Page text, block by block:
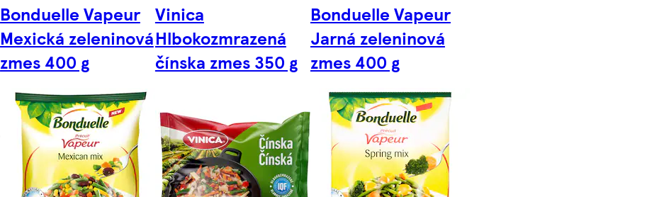
Bonduelle Vapeur
Mexická zeleninová
zmes 400 g
Vinica
Hlbokozmrazená
čínska zmes 350 g
Bonduelle Vapeur
Jarná zeleninová
zmes 400 g